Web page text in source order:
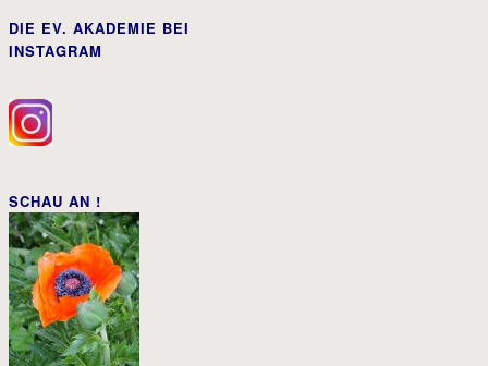
DIE EV. AKADEMIE BEI
INSTAGRAM
SCHAU AN !